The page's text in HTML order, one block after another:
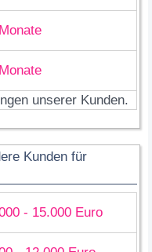
unserer Kunden.
Kunden für
- 15.000 Euro